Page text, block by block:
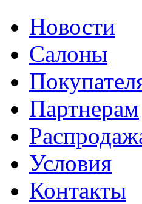
Новости
Салоны
Партнерам
Условия
Контакты